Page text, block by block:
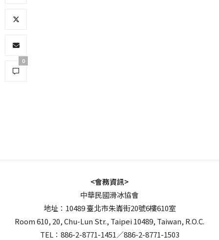
0
<會務資訊>
中華民國滑冰協會
地址：10489 臺北市朱崙街20號6樓610室
Room 610, 20, Chu-Lun Str., Taipei 10489, Taiwan, R.O.C.
TEL：886-2-8771-1451／886-2-8771-1503